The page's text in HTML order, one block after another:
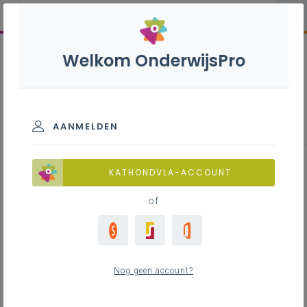
Update
professionaliseringsaanbod
Welkom OnderwijsPro
AANMELDEN
KATHONDVLA-ACCOUNT
of
Nog geen account?